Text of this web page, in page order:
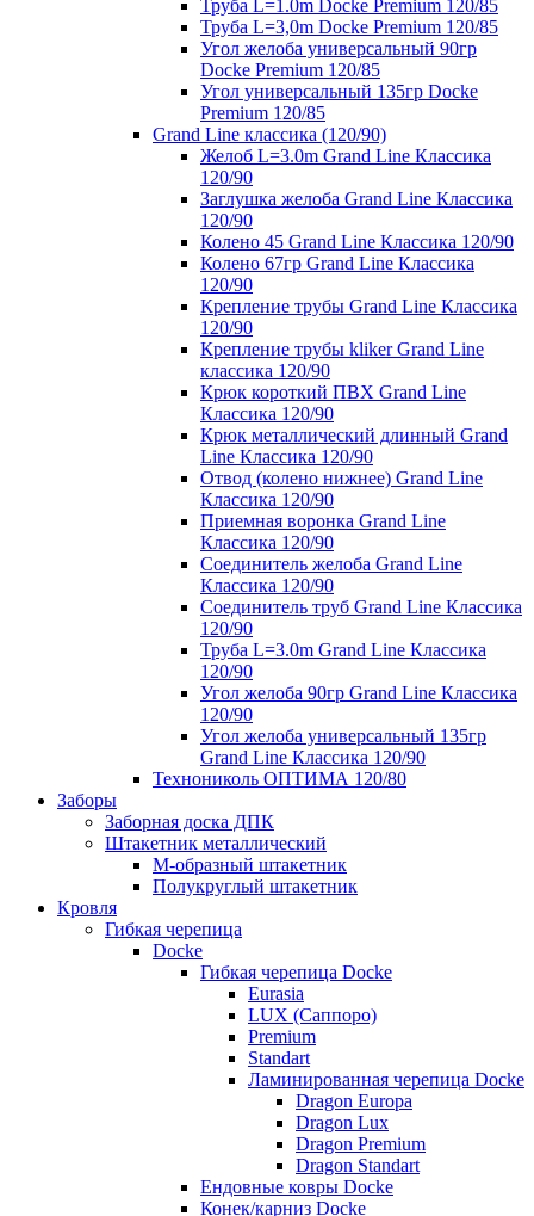
Труба L=1.0m Docke Premium 120/85
Труба L=3,0m Docke Premium 120/85
Угол желоба универсальный 90гр
Docke Premium 120/85
Угол универсальный 135гр Docke
Premium 120/85
Grand Line классика (120/90)
Желоб L=3.0m Grand Line Классика
120/90
Заглушка желоба Grand Line Классика
120/90
Колено 45 Grand Line Классика 120/90
Колено 67гр Grand Line Классика
120/90
Крепление трубы Grand Line Классика
120/90
Крепление трубы kliker Grand Line
классика 120/90
Крюк короткий ПВХ Grand Line
Классика 120/90
Крюк металлический длинный Grand
Line Классика 120/90
Отвод (колено нижнее) Grand Line
Классика 120/90
Приемная воронка Grand Line
Классика 120/90
Соединитель желоба Grand Line
Классика 120/90
Соединитель труб Grand Line Классика
120/90
Труба L=3.0m Grand Line Классика
120/90
Угол желоба 90гр Grand Line Классика
120/90
Угол желоба универсальный 135гр
Grand Line Классика 120/90
Технониколь ОПТИМА 120/80
Заборы
Заборная доска ДПК
Штакетник металлический
М-образный штакетник
Полукруглый штакетник
Кровля
Гибкая черепица
Docke
Гибкая черепица Docke
Eurasia
LUX (Саппоро)
Premium
Standart
Ламинированная черепица Docke
Dragon Europa
Dragon Lux
Dragon Premium
Dragon Standart
Ендовные ковры Docke
Конек/карниз Docke